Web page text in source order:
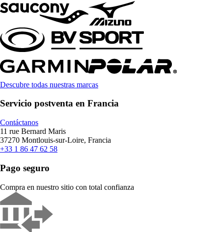
Descubre todas nuestras marcas
Servicio postventa en Francia
Contáctanos
11 rue Bernard Maris
37270 Montlouis-sur-Loire, Francia
+33 1 86 47 62 58
Pago seguro
Compra en nuestro sitio con total confianza